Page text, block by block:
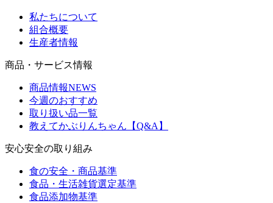
私たちについて
組合概要
生産者情報
商品・サービス情報
商品情報NEWS
今週のおすすめ
取り扱い品一覧
教えてかぶりんちゃん【Q&A】
安心安全の取り組み
食の安全・商品基準
食品・生活雑貨選定基準
食品添加物基準